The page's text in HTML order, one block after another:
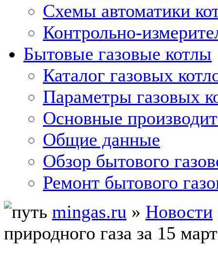
Схемы автоматики
Контрольно-
Бытовые газовые котлы
Каталог газовых
Параметры газовых
Основные
Общие данные
Обзор бытового
Ремонт бытового
mingas.ru » Новости
природного газа за 15